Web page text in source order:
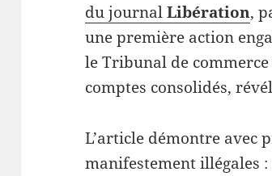
du journalLibération,
une première action
le Tribunal de
comptes consolidés,
L’article démontre avec
manifestement illégales :